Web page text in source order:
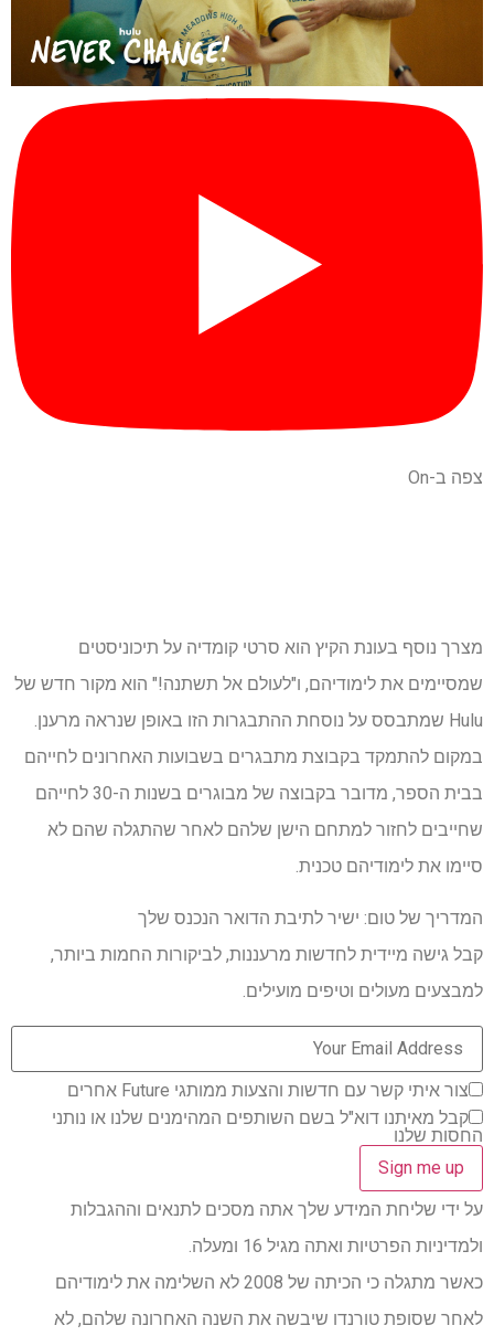
צפה ב-On
מצרך נוסף בעונת הקיץ הוא סרטי קומדיה על תיכוניסטים
שמסיימים את לימודיהם, ו"לעולם אל תשתנה!" הוא מקור חדש של
Hulu שמתבסס על נוסחת ההתבגרות הזו באופן שנראה מרענן.
במקום להתמקד בקבוצת מתבגרים בשבועות האחרונים לחייהם
בבית הספר, מדובר בקבוצה של מבוגרים בשנות ה-30 לחייהם
שחייבים לחזור למתחם הישן שלהם לאחר שהתגלה שהם לא
סיימו את לימודיהם טכנית.
המדריך של טום: ישיר לתיבת הדואר הנכנס שלך
קבל גישה מיידית לחדשות מרעננות, לביקורות החמות ביותר,
למבצעים מעולים וטיפים מועילים.
צור איתי קשר עם חדשות והצעות ממותגי Future אחרים
קבל מאיתנו דוא"ל בשם השותפים המהימנים שלנו או נותני
החסות שלנו
על ידי שליחת המידע שלך אתה מסכים לתנאים וההגבלות
ולמדיניות הפרטיות ואתה מגיל 16 ומעלה.
כאשר מתגלה כי הכיתה של 2008 לא השלימה את לימודיהם
לאחר שסופת טורנדו שיבשה את השנה האחרונה שלהם, לא